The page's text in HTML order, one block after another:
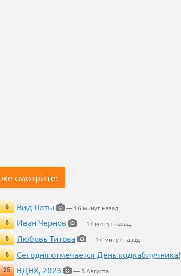
смотрите:
6 Вид Ялты
— 16 минут назад
6
Иван Чернов
— 17 минут назад
6
Любовь Титова
— 17 минут назад
6
Сегодня отмечается День подкаблучника!
25
ВДНХ, 2023
— 5 Августа